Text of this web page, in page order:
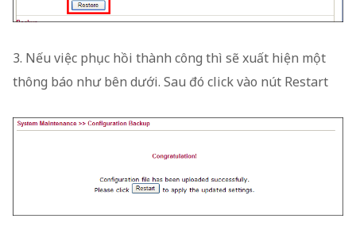
3. Nếu việc phục hồi thành công thì sẽ xuất hiện một
thông báo như bên dưới. Sau đó click vào nút Restart